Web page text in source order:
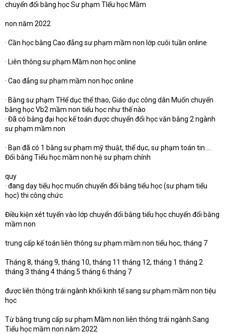
chuyển đổi bằng học Sư phạm TIểu học Mầm
non năm 2022
· Cần học bằng Cao đẳng sư phạm mầm non lớp cuôi tuần online
· Liên thông sư phạm Mầm non học online
· Cao đẳng sư phạm mầm non học online
· Bằng sư phạm THể dục thể thao, Giáo dục công dân Muốn chuyển
bằng học Vb2 mầm non tiểu học như thế nào
· Đã có bằng đại học kế toán được chuyển đổi học văn bằng 2 ngành
sư phạm mầm non
· Bạn đã có 1 bằng sư phạm mỹ thuật, thể dục, sư phạm toán tin….
Đổi bằng Tiểu học mầm non hệ sư phạm chính
quy
· đang dạy tiểu học muốn chuyển đổi bằng tiểu học (sư phạm tiểu
học) thi công chức
Điều kiện xét tuyển vào lớp chuyển đổi bằng tiểu học chuyển đổi bằng
mầm non
trung cấp kế toán liên thông sư phạm mầm non tiểu học, tháng 7
Tháng 8, tháng 9, tháng 10, tháng 11 tháng 12, tháng 1 tháng 2
tháng 3 tháng 4 tháng 5 tháng 6 tháng 7
được liên thông trái ngành khối kinh tế sang sư phạm mầm non tiệu
học
Từ bằng trung cấp sư phạm Mầm non liên thông trái ngành Sang
Tiểu học mầm non năm 2022